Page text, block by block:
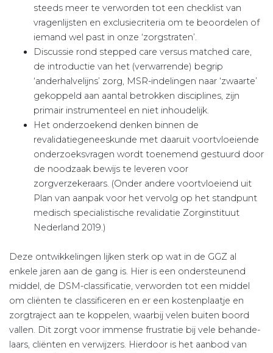
steeds meer te verworden tot een checklist van
vragenlijsten en exclusiecriteria om te beoordelen of
iemand wel past in onze ‘zorgstraten’.
Discussie rond stepped care versus matched care,
de introductie van het (verwarrende) begrip
‘anderhalvelijns’ zorg, MSR-indelingen naar ‘zwaarte’
gekoppeld aan aantal betrokken disciplines, zijn
primair instrumenteel en niet inhoudelijk.
Het onderzoekend denken binnen de
revalidatiegeneeskunde met daaruit voortvloeiende
onderzoeksvragen wordt toenemend gestuurd door
de noodzaak bewijs te leveren voor
zorgverzekeraars. (Onder andere voortvloeiend uit
Plan van aanpak voor het vervolg op het standpunt
medisch specialistische revalidatie Zorginstituut
Nederland 2019.)
Deze ontwikkelingen lijken sterk op wat in de GGZ al
enkele jaren aan de gang is. Hier is een ondersteunend
middel, de DSM-classificatie, verworden tot een middel
om cliënten te classificeren en er een kostenplaatje en
zorgtraject aan te koppelen, waarbij velen buiten boord
vallen. Dit zorgt voor immense frustratie bij vele behande-
laars, cliënten en verwijzers. Hierdoor is het aanbod van